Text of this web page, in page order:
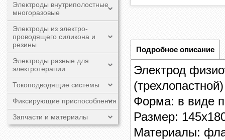
Электроды внутриполостные
многоразовые
Электроды из электро-
проводящего силикона и
резины
Электроды разные для
электротерапии
Токоподводящие системы
Фиксирующие приспособления
Запчасти и материалы
Подробное описание
Электрод
Форма: в виде
Размер:
Материалы: